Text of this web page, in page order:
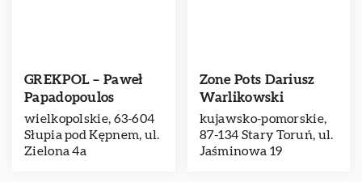
GREKPOL – Paweł
Papadopoulos
wielkopolskie, 63-604
Słupia pod Kępnem, ul.
Zielona 4a
Zone Pots Dariusz
Warlikowski
kujawsko-pomorskie,
87-134 Stary Toruń, ul.
Jaśminowa 19